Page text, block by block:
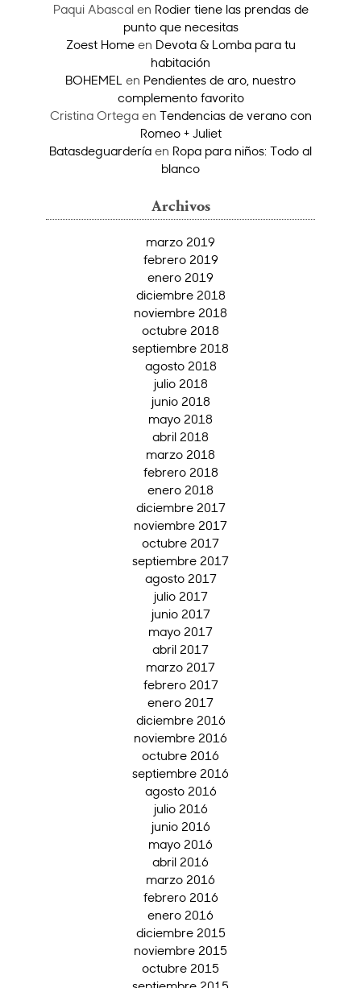
Paqui Abascalen Rodier tiene las prendas de
punto que necesitas
Zoest Homeen Devota & Lomba para tu
habitación
BOHEMEL en Pendientes de aro, nuestro
complemento favorito
Cristina Ortegaen Tendencias de verano con
Romeo + Juliet
Batasdeguardería en Ropa para niños: Todo al
blanco
Archivos
marzo 2019
febrero 2019
enero 2019
diciembre 2018
noviembre 2018
octubre 2018
septiembre 2018
agosto 2018
julio 2018
junio 2018
mayo 2018
abril 2018
marzo 2018
febrero 2018
enero 2018
diciembre 2017
noviembre 2017
octubre 2017
septiembre 2017
agosto 2017
julio 2017
junio 2017
mayo 2017
abril 2017
marzo 2017
febrero 2017
enero 2017
diciembre 2016
noviembre 2016
octubre 2016
septiembre 2016
agosto 2016
julio 2016
junio 2016
mayo 2016
abril 2016
marzo 2016
febrero 2016
enero 2016
diciembre 2015
noviembre 2015
octubre 2015